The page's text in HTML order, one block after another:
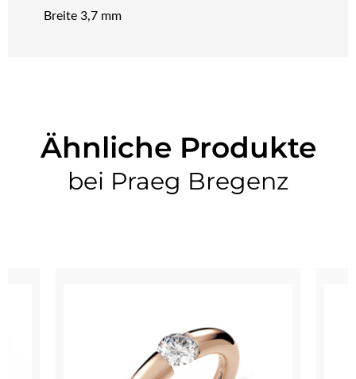
Breite 3,7 mm
Ähnliche Produkte
bei Praeg Bregenz